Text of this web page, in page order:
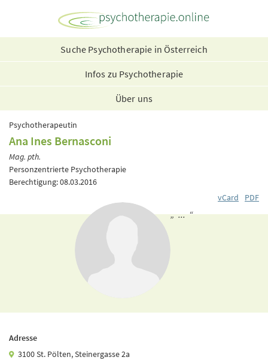
Suche Psychotherapie in Österreich
Infos zu Psychotherapie
Über uns
Psychotherapeutin
Ana Ines Bernasconi
Mag. pth.
Personzentrierte Psychotherapie
Berechtigung: 08.03.2016
vCard
PDF
„ ... “
Adresse
3100 St. Pölten, Steinergasse 2a